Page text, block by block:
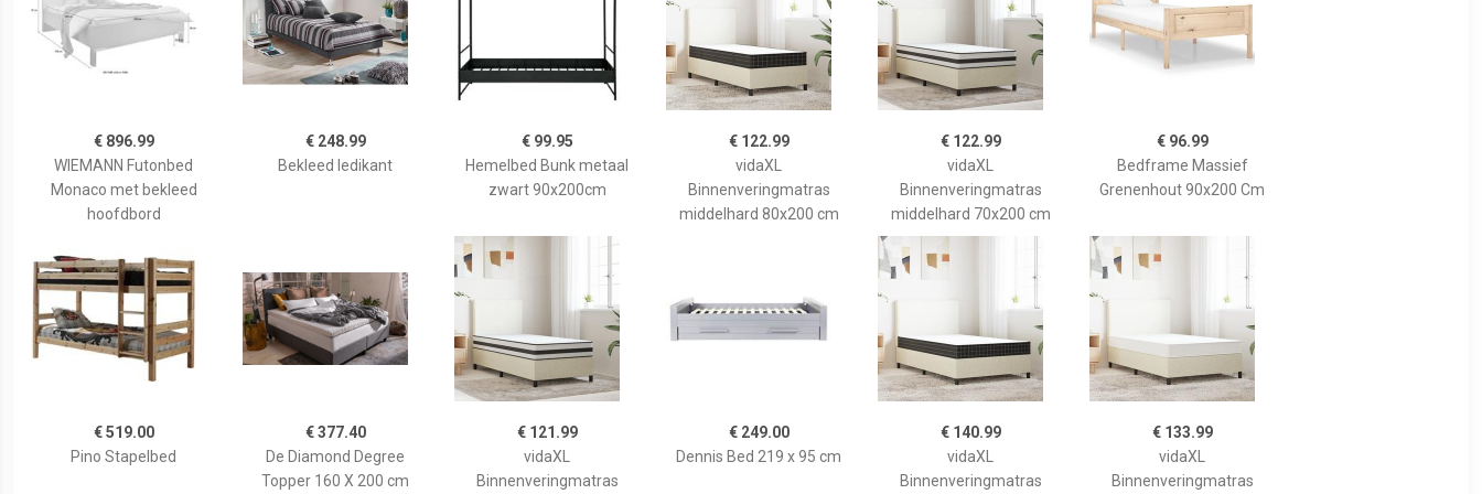
€ 896.99
WIEMANN Futonbed
Monaco met bekleed
hoofdbord
€ 248.99
Bekleed ledikant
€ 99.95
Hemelbed Bunk metaal
zwart 90x200cm
€ 122.99
vidaXL
Binnenveringmatras
middelhard 80x200 cm
€ 122.99
vidaXL
Binnenveringmatras
middelhard 70x200 cm
€ 96.99
Bedframe Massief
Grenenhout 90x200 Cm
€ 519.00
Pino Stapelbed
€ 377.40
De Diamond Degree
Topper 160 X 200 cm
€ 121.99
vidaXL
Binnenveringmatras
€ 249.00
Dennis Bed 219 x 95 cm
€ 140.99
vidaXL
Binnenveringmatras
€ 133.99
vidaXL
Binnenveringmatras